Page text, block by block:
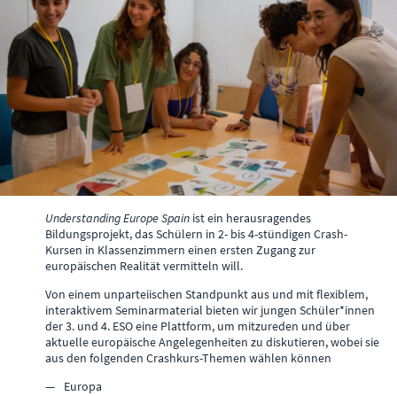
Understanding Europe Spain ist ein herausragendes
Bildungsprojekt, das Schülern in 2- bis 4-stündigen Crash-
Kursen in Klassenzimmern einen ersten Zugang zur
europäischen Realität vermitteln will.
Von einem unparteiischen Standpunkt aus und mit flexiblem,
interaktivem Seminarmaterial bieten wir jungen Schüler*innen
der 3. und 4. ESO eine Plattform, um mitzureden und über
aktuelle europäische Angelegenheiten zu diskutieren, wobei sie
aus den folgenden Crashkurs-Themen wählen können
Europa